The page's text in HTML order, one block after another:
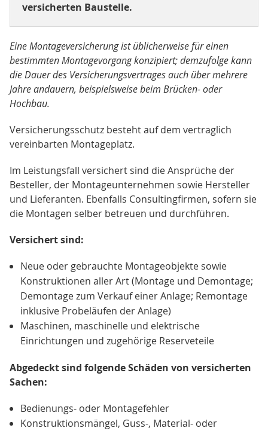
versicherten Baustelle.
Eine Montageversicherung ist üblicherweise für einen
bestimmten Montagevorgang konzipiert; demzufolge kann
die Dauer des Versicherungsvertrages auch über mehrere
Jahre andauern, beispielsweise beim Brücken- oder
Hochbau.
Versicherungsschutz besteht auf dem vertraglich
vereinbarten Montageplatz.
Im Leistungsfall versichert sind die Ansprüche der
Besteller, der Montageunternehmen sowie Hersteller
und Lieferanten. Ebenfalls Consultingfirmen, sofern sie
die Montagen selber betreuen und durchführen.
Versichert sind:
Neue oder gebrauchte Montageobjekte sowie
Konstruktionen aller Art (Montage und Demontage;
Demontage zum Verkauf einer Anlage; Remontage
inklusive Probeläufen der Anlage)
Maschinen, maschinelle und elektrische
Einrichtungen und zugehörige Reserveteile
Abgedeckt sind folgende Schäden von versicherten
Sachen:
Bedienungs- oder Montagefehler
Konstruktionsmängel, Guss-, Material- oder